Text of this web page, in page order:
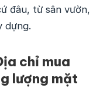
đâu, từ sân vườn,
dựng.
chỉ mua
lượng mặt